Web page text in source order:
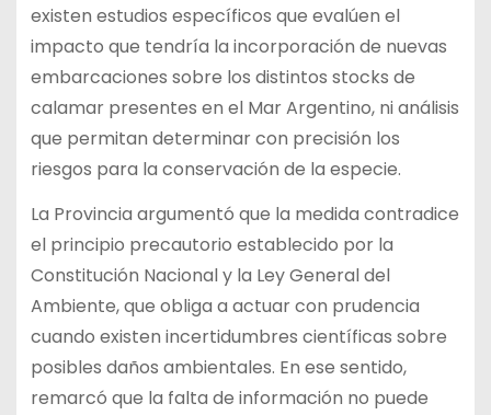
existen estudios específicos que evalúen el
impacto que tendría la incorporación de nuevas
embarcaciones sobre los distintos stocks de
calamar presentes en el Mar Argentino, ni análisis
que permitan determinar con precisión los
riesgos para la conservación de la especie.
La Provincia argumentó que la medida contradice
el principio precautorio establecido por la
Constitución Nacional y la Ley General del
Ambiente, que obliga a actuar con prudencia
cuando existen incertidumbres científicas sobre
posibles daños ambientales. En ese sentido,
remarcó que la falta de información no puede